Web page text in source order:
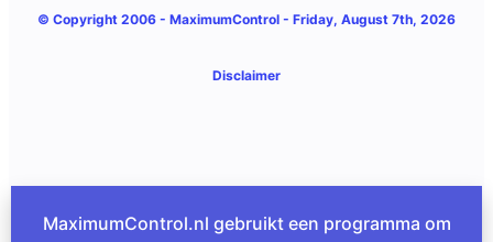
© Copyright 2006 - MaximumControl - Friday, August 7th, 2026
Disclaimer
MaximumControl.nl gebruikt een programma om